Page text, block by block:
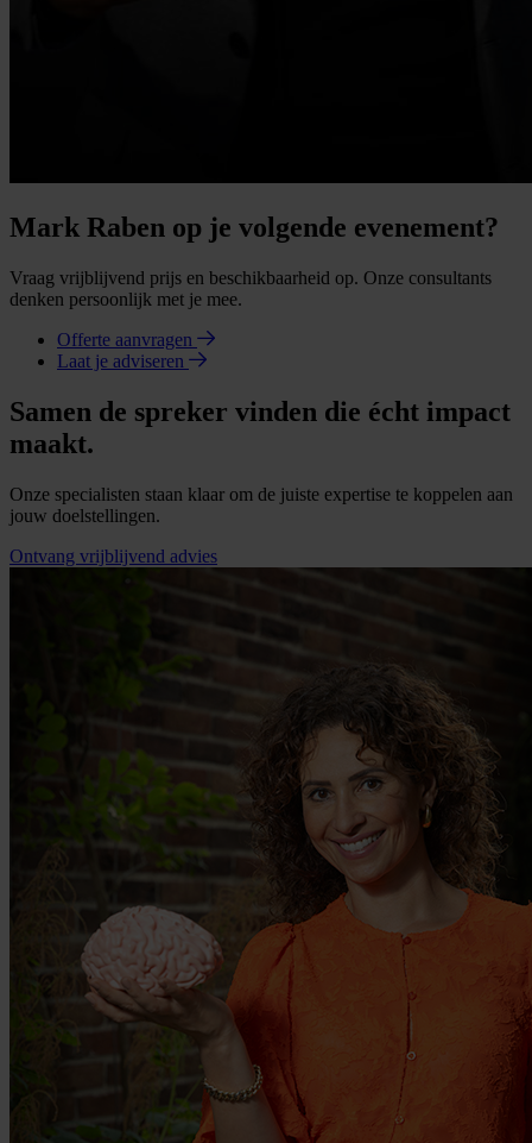
Mark Raben op je volgende evenement?
Vraag vrijblijvend prijs en beschikbaarheid op. Onze consultants
denken persoonlijk met je mee.
Offerte aanvragen
Laat je adviseren
Samen de spreker vinden die écht impact
maakt.
Onze specialisten staan klaar om de juiste expertise te koppelen aan
jouw doelstellingen.
Ontvang vrijblijvend advies